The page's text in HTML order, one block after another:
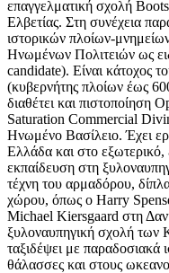
επαγγελματική σχολή
Ελβετίας. Στη συνέχεια
ιστορικών πλοίων-
Ηνωμένων Πολιτειών ως
candidate). Είναι κάτοχος
(κυβερνήτης πλοίων έως
διαθέτει και πιστοποίηση
Saturation Commercial
Ηνωμένο Βασίλειο. Έχει
Ελλάδα και στο
εκπαίδευση στη
τέχνη του αρμαδόρου,
χώρου, όπως ο Harry
Michael Kiersgaard στη
ξυλοναυπηγική σχολή
ταξιδέψει με παραδοσιακά
θάλασσες και στους